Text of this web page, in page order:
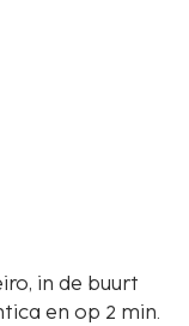
in de buurt
en op 2 min.